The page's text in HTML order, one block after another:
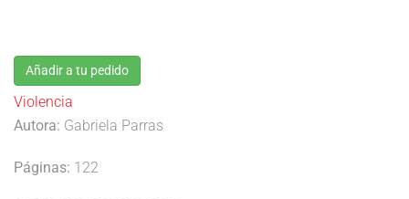
Añadir a tu pedido
Violencia
Autora: Gabriela Parras
Páginas: 122